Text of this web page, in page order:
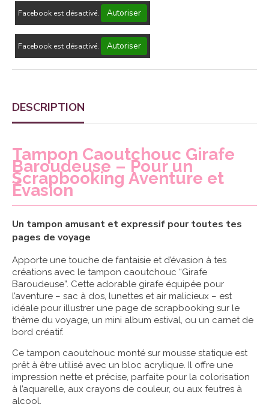
Facebook est désactivé. Autoriser
Facebook est désactivé. Autoriser
DESCRIPTION
Tampon Caoutchouc Girafe
Baroudeuse – Pour un
Scrapbooking Aventure et
Évasion
Un tampon amusant et expressif pour toutes tes
pages de voyage
Apporte une touche de fantaisie et d’évasion à tes
créations avec le tampon caoutchouc “Girafe
Baroudeuse”. Cette adorable girafe équipée pour
l’aventure – sac à dos, lunettes et air malicieux – est
idéale pour illustrer une page de scrapbooking sur le
thème du voyage, un mini album estival, ou un carnet de
bord créatif.
Ce tampon caoutchouc monté sur mousse statique est
prêt à être utilisé avec un bloc acrylique. Il offre une
impression nette et précise, parfaite pour la colorisation
à l’aquarelle, aux crayons de couleur, ou aux feutres à
alcool.